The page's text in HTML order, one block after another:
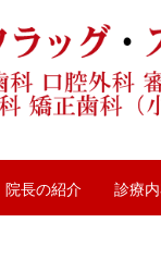
院長の紹介 診療
響する？
| 口腔外科、歯科 治